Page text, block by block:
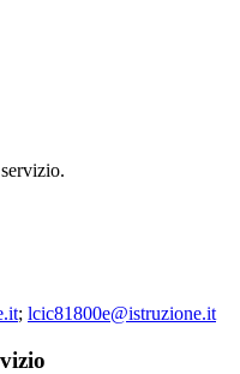
; lcic81800e@istruzione.it